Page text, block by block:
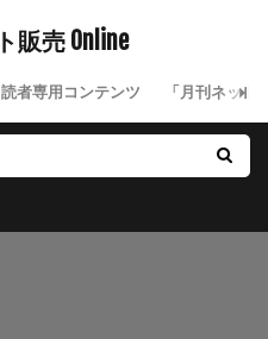
読者専用コンテンツ 「月刊ネット